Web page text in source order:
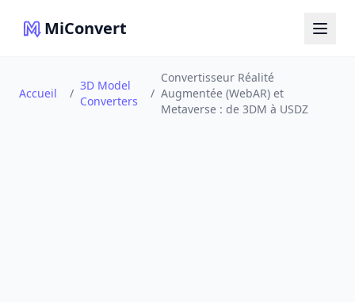
MiConvert
Accueil /
3D Model
Converters
/
Convertisseur Réalité
Augmentée (WebAR) et
Metaverse : de 3DM à USDZ